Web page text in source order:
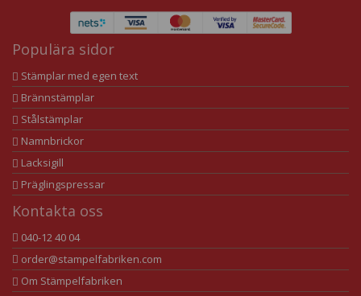
Populära sidor
Stämplar med egen text
Brännstämplar
Stålstämplar
Namnbrickor
Lacksigill
Präglingspressar
Kontakta oss
040-12 40 04
order@stampelfabriken.com
Om Stämpelfabriken